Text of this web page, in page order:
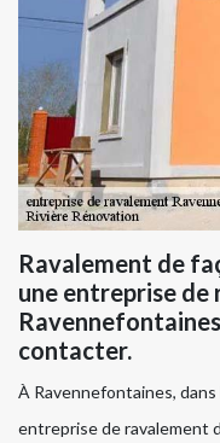
Ravalement de
une entreprise de
contacter.
À Ravennefontaines,
entreprise de ravalement